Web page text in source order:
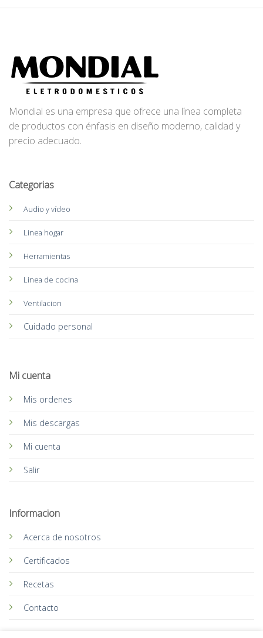
Mondial es una empresa que ofrece una línea completa
de productos con énfasis en diseño moderno, calidad y
precio adecuado.
Mi cuenta
Mis ordenes
Mis descargas
Mi cuenta
Salir
Informacion
Acerca de nosotros
Certificados
Recetas
Contacto
Categorias
Audio y vídeo
Linea hogar
Herramientas
Linea de cocina
Ventilacion
Cuidado personal